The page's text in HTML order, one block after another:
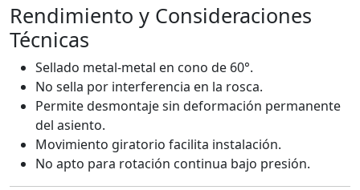
Rendimiento y Consideraciones
Técnicas
Sellado metal-metal en cono de 60°.
No sella por interferencia en la rosca.
Permite desmontaje sin deformación permanente
del asiento.
Movimiento giratorio facilita instalación.
No apto para rotación continua bajo presión.